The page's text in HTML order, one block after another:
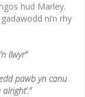
hud Marley.
ni’n rhy
llwyr”
pawb yn canu